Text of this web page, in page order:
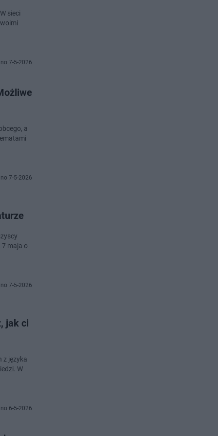
sieci
7-5-2026
a
7-5-2026
maja o
7-5-2026
jak ci
z języka
W
6-5-2026